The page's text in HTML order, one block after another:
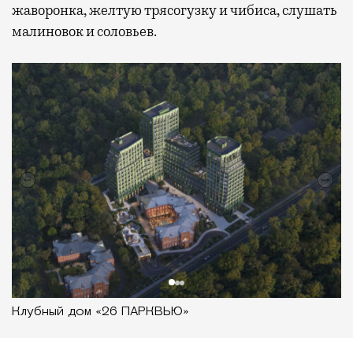
жаворонка, желтую трясогузку и чибиса, слушать
малиновок и соловьев.
Клубный дом «26 ПАРКВЬЮ»